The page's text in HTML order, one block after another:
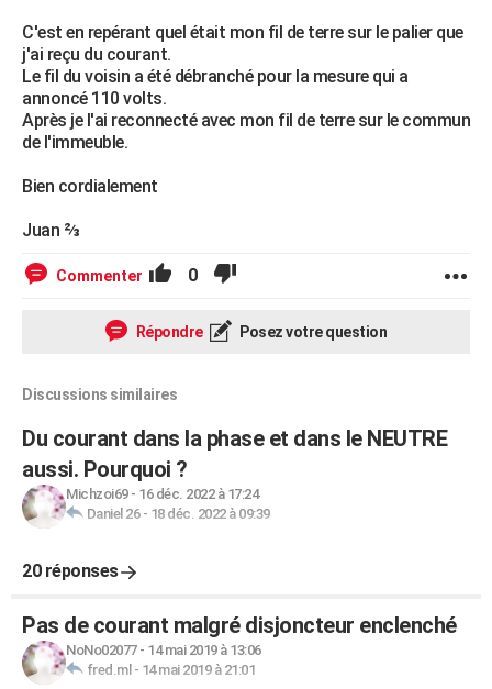
C'est en repérant quel était mon fil de terre sur le palier que
j'ai reçu du courant.
Le fil du voisin a été débranché pour la mesure qui a
annoncé 110 volts.
Après je l'ai reconnecté avec mon fil de terre sur le commun
de l'immeuble.
Bien cordialement
Juan ⅔
Commenter 0
Répondre Posez votre question
Discussions similaires
Du courant dans la phase et dans le NEUTRE
aussi. Pourquoi ?
Michzoi69- 16 déc. 2022 à 17:24
Daniel 26- 18 déc. 2022 à 09:39
20 réponses
Pas de courant malgré disjoncteur enclenché
NoNo02077- 14 mai 2019 à 13:06
fred.ml - 14 mai 2019 à 21:01